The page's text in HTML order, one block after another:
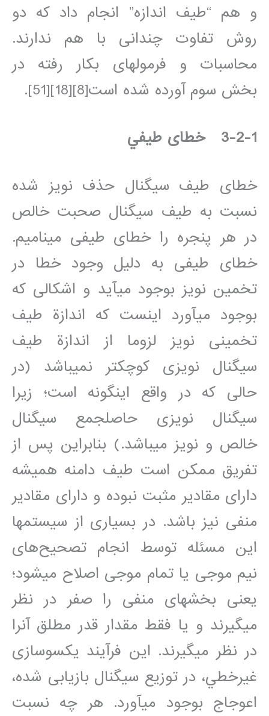
و هم “طيف اندازه” انجام داد که دو
روش تفاوت چندانی با هم ندارند.
محاسبات و فرمولهای بکار رفته در
بخش سوم آورده شده است[8][18][51].
3-2-1 خطای طيفي
خطای طيف سيگنال حذف نويز شده
نسبت به طيف سيگنال صحبت خالص
در هر پنجره را خطای طيفی مي‎ناميم.
خطای طيفی به دليل وجود خطا در
تخمين نويز بوجود مي‎آيد و اشکالی که
بوجود مي‎آورد اينست که اندازة طيف
تخمينی نويز لزوما از اندازة طيف
سيگنال نويزی کوچکتر نمي‎باشد (در
حالی که در واقع اينگونه است؛ زيرا
سيگنال نويزی حاصلجمع سيگنال
خالص و نويز مي‎باشد.) بنابراين پس از
تفريق ممکن است طيف دامنه هميشه
دارای مقادير مثبت نبوده و دارای مقادير
منفی نيز باشد. در بسياری از سيستمها
اين مسئله توسط انجام تصحيح‌های
نيم موجی يا تمام موجی اصلاح مي‎شود؛
يعنی بخشهای منفی را صفر در نظر
مي‎گيرند و يا فقط مقدار قدر مطلق آنرا
در نظر مي‎گيرند. اين فرآيند يکسوسازی
غيرخطي، در توزيع سيگنال بازيابی شده،
اعوجاج بوجود مي‎آورد. هر چه نسبت